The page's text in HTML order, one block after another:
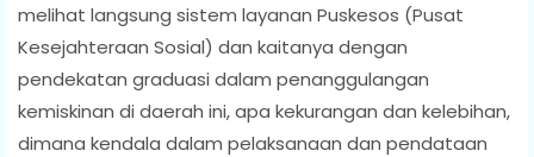
melihat langsung sistem layanan Puskesos (Pusat
Kesejahteraan Sosial) dan kaitanya dengan
pendekatan graduasi dalam penanggulangan
kemiskinan di daerah ini, apa kekurangan dan kelebihan,
dimana kendala dalam pelaksanaan dan pendataan